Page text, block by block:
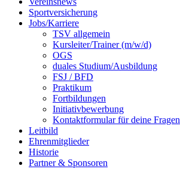
Sportversicherung
Jobs/Karriere
TSV allgemein
Kursleiter/Trainer (m/w/d)
OGS
duales Studium/Ausbildung
FSJ / BFD
Praktikum
Fortbildungen
Initiativbewerbung
Kontaktformular für deine Fragen
Leitbild
Ehrenmitglieder
Historie
Partner & Sponsoren